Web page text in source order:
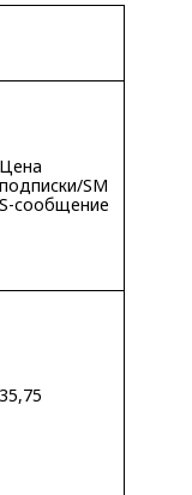
Цена
подписки/SM
S-сообщение
35,75